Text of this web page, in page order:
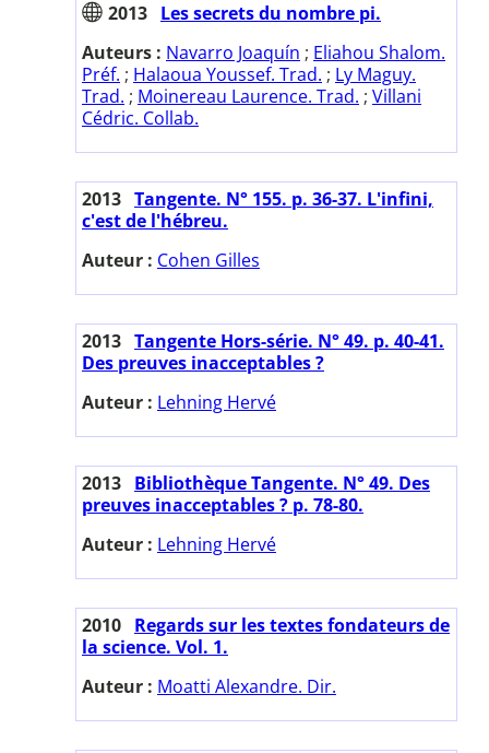
2013 Les secrets du nombre pi.
Auteurs : Navarro Joaquín ; Eliahou Shalom.
Préf. ; Halaoua Youssef. Trad. ; Ly Maguy.
Trad. ; Moinereau Laurence. Trad. ; Villani
Cédric. Collab.
2013 Tangente. N° 155. p. 36-37. L'infini,
c'est de l'hébreu.
Auteur : Cohen Gilles
2013 Tangente Hors-série. N° 49. p. 40-41.
Des preuves inacceptables ?
Auteur : Lehning Hervé
2013 Bibliothèque Tangente. N° 49. Des
preuves inacceptables ? p. 78-80.
Auteur : Lehning Hervé
2010 Regards sur les textes fondateurs de
la science. Vol. 1.
Auteur : Moatti Alexandre. Dir.